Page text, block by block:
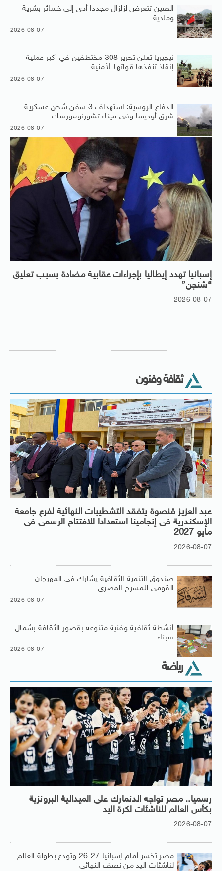
الصين تتعرض لزلزال مجددا أدى إلى خسائر بشرية
ومادية
2026-08-07
نيجيريا تعلن تحرير 308 مختطفين في أكبر عملية
إنقاذ تنفذها قواتها الأمنية
2026-08-07
الدفاع الروسية: استهداف 3 سفن شحن عسكرية
شرق أوديسا وفى ميناء تشورنومورسك
2026-08-07
إسبانيا تهدد إيطاليا بإجراءات عقابية مضادة بسبب تعليق
“شنجن”
2026-08-07
ثقافة وفنون
عبد العزيز قنصوة يتفقد التشطيبات النهائية لفرع جامعة
الإسكندرية فى إنجامينا استعدادا للافتتاح الرسمى فى
مايو 2027
2026-08-07
صندوق التنمية الثقافية يشارك فى المهرجان
القومى للمسرح المصرى
2026-08-07
أنشطة ثقافية وفنية متنوعه بقصور الثقافة بشمال
سيناء
2026-08-07
رياضة
رسميا.. مصر تواجه الدنمارك على الميدالية البرونزية
بكأس العالم للناشئات لكرة اليد
2026-08-07
مصر تخسر أمام إسبانيا 27-26 وتودع بطولة العالم
لناشئات اليد من نصف النهائى